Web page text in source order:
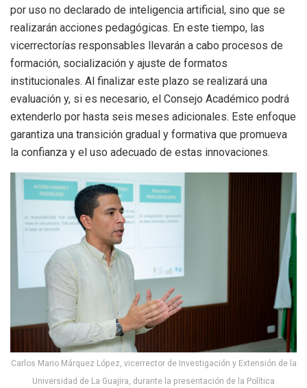
por uso no declarado de inteligencia artificial, sino que se
realizarán acciones pedagógicas. En este tiempo, las
vicerrectorías responsables llevarán a cabo procesos de
formación, socialización y ajuste de formatos
institucionales. Al finalizar este plazo se realizará una
evaluación y, si es necesario, el Consejo Académico podrá
extenderlo por hasta seis meses adicionales. Este enfoque
garantiza una transición gradual y formativa que promueva
la confianza y el uso adecuado de estas innovaciones.
Carlos Mario Márquez López, vicerrector de Investigación y Extensión de la
Universidad de La Guajira, durante la presentación de la Política